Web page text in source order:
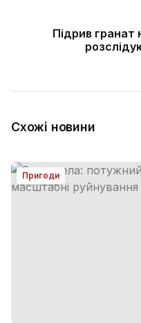
Підрив гранат
Схожі новини
Пригоди